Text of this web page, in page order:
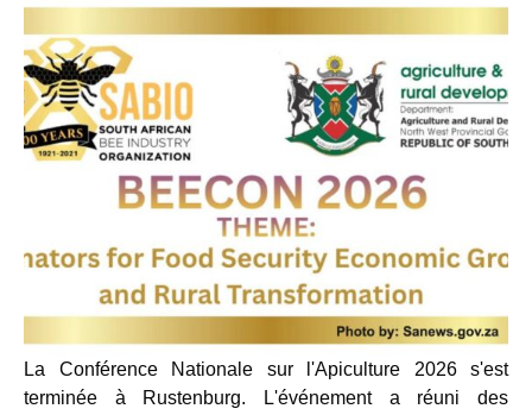
La Conférence Nationale sur l'Apiculture 2026 s'est
terminée à Rustenburg. L'événement a réuni des